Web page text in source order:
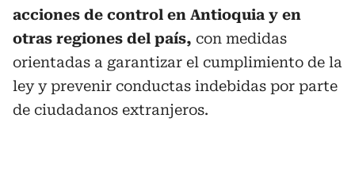
acciones de control en Antioquia y en
otras regiones del país, con medidas
orientadas a garantizar el cumplimiento de la
ley y prevenir conductas indebidas por parte
de ciudadanos extranjeros.